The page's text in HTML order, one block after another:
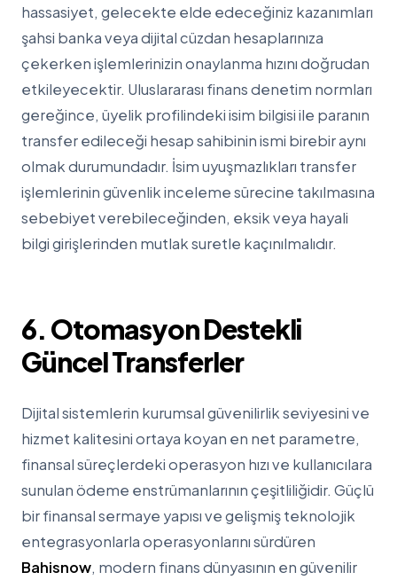
hassasiyet, gelecekte elde edeceğiniz kazanımları
şahsi banka veya dijital cüzdan hesaplarınıza
çekerken işlemlerinizin onaylanma hızını doğrudan
etkileyecektir. Uluslararası finans denetim normları
gereğince, üyelik profilindeki isim bilgisi ile paranın
transfer edileceği hesap sahibinin ismi birebir aynı
olmak durumundadır. İsim uyuşmazlıkları transfer
işlemlerinin güvenlik inceleme sürecine takılmasına
sebebiyet verebileceğinden, eksik veya hayali
bilgi girişlerinden mutlak suretle kaçınılmalıdır.
6. Otomasyon Destekli
Güncel Transferler
Dijital sistemlerin kurumsal güvenilirlik seviyesini ve
hizmet kalitesini ortaya koyan en net parametre,
finansal süreçlerdeki operasyon hızı ve kullanıcılara
sunulan ödeme enstrümanlarının çeşitliliğidir. Güçlü
bir finansal sermaye yapısı ve gelişmiş teknolojik
entegrasyonlarla operasyonlarını sürdüren
Bahisnow, modern finans dünyasının en güvenilir